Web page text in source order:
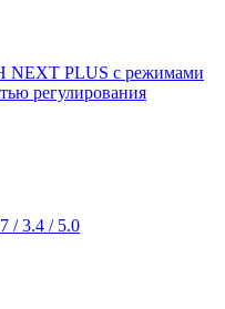
PLUS с режимами
регулирования
/ 3.4 / 5.0